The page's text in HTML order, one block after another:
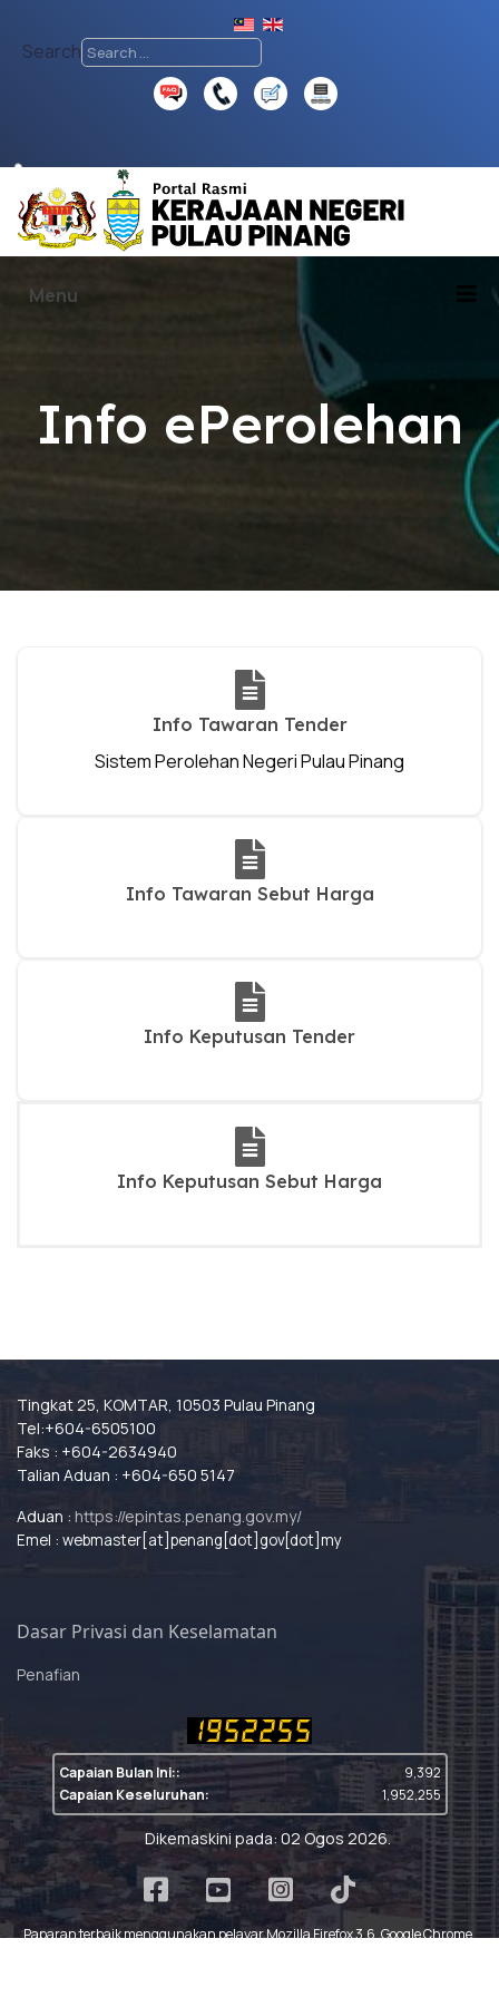
Search
Menu
Info ePerolehan
Info Tawaran Tender
Sistem Perolehan Negeri Pulau Pinang
Info Tawaran Sebut Harga
Info Keputusan Tender
Info Keputusan Sebut Harga
Tingkat 25, KOMTAR, 10503 Pulau Pinang
Tel:+604-6505100
Faks : +604-2634940
Talian Aduan : +604-650 5147
Aduan : https://epintas.penang.gov.my/
Emel : webmaster[at]penang[dot]gov[dot]my
Dasar Privasi dan Keselamatan
Penafian
Capaian Bulan Ini::
9,392
Capaian Keseluruhan:
1,952,255
Dikemaskini pada: 02 Ogos 2026.
Paparan terbaik menggunakan pelayar Mozilla Firefox 3.6, Google Chrome,